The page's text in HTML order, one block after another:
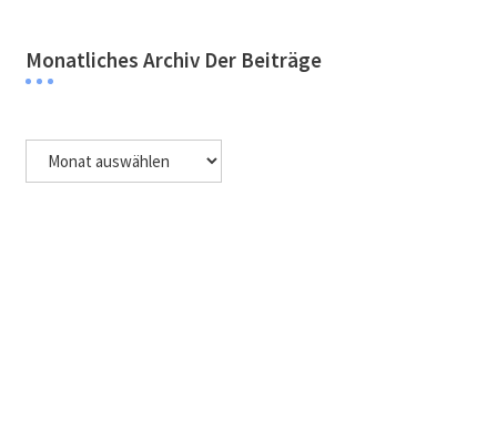
Monatliches Archiv Der Beiträge
Archiv
der